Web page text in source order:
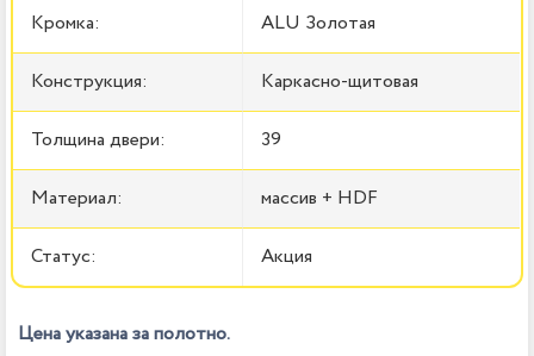
Кромка: ALU Золотая
Конструкция: Каркасно-щитовая
Толщина двери: 39
Материал: массив + HDF
Статус: Акция
Цена указана за полотно.